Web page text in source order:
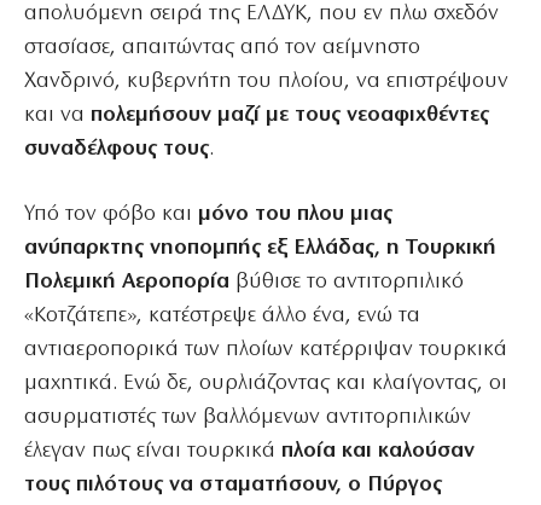
απολυόμενη σειρά της ΕΛΔΥΚ, που εν πλω σχεδόν
στασίασε, απαιτώντας από τον αείμνηστο
Χανδρινό, κυβερνήτη του πλοίου, να επιστρέψουν
και να πολεμήσουν μαζί με τους νεοαφιχθέντες
συναδέλφους τους.
Υπό τον φόβο και μόνο του πλου μιας
ανύπαρκτης νηοπομπής εξ Ελλάδας, η Τουρκική
Πολεμική Αεροπορία βύθισε το αντιτορπιλικό
«Κοτζάτεπε», κατέστρεψε άλλο ένα, ενώ τα
αντιαεροπορικά των πλοίων κατέρριψαν τουρκικά
μαχητικά. Ενώ δε, ουρλιάζοντας και κλαίγοντας, οι
ασυρματιστές των βαλλόμενων αντιτορπιλικών
έλεγαν πως είναι τουρκικά πλοία και καλούσαν
τους πιλότους να σταματήσουν, ο Πύργος